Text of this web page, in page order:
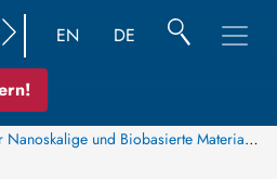
EN DE
Nanoskalige und Biobasierte Materialien